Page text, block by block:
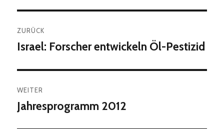
ZURÜCK
Vorheriger
Israel: Forscher entwickeln Öl-Pestizid
WEITER
Nächster
Jahresprogramm 2012